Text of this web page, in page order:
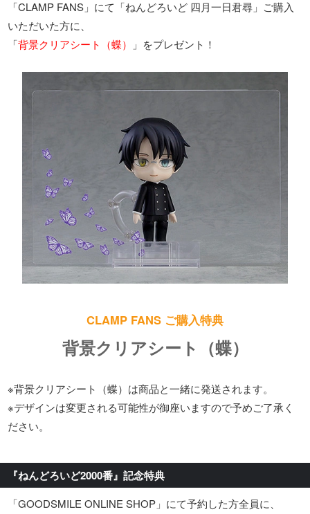
「CLAMP FANS」にて「ねんどろいど 四月一日君尋」ご購入
いただいた方に、
「背景クリアシート（蝶） 」をプレゼント！
CLAMP FANS ご購入特典
背景クリアシート（蝶）
※背景クリアシート（蝶）は商品と一緒に発送されます。
※デザインは変更される可能性が御座いますので予めご了承く
ださい。
『ねんどろいど2000番』記念特典
「GOODSMILE ONLINE SHOP」にて予約した方全員に、